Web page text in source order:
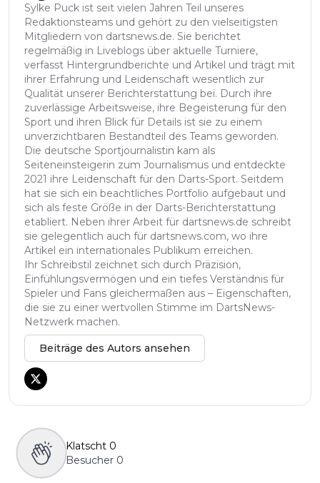
Sylke Puck ist seit vielen Jahren Teil unseres
Redaktionsteams und gehört zu den vielseitigsten
Mitgliedern von dartsnews.de. Sie berichtet
regelmäßig in Liveblogs über aktuelle Turniere,
verfasst Hintergrundberichte und Artikel und trägt mit
ihrer Erfahrung und Leidenschaft wesentlich zur
Qualität unserer Berichterstattung bei. Durch ihre
zuverlässige Arbeitsweise, ihre Begeisterung für den
Sport und ihren Blick für Details ist sie zu einem
unverzichtbaren Bestandteil des Teams geworden.
Die deutsche Sportjournalistin kam als
Seiteneinsteigerin zum Journalismus und entdeckte
2021 ihre Leidenschaft für den Darts-Sport. Seitdem
hat sie sich ein beachtliches Portfolio aufgebaut und
sich als feste Größe in der Darts-Berichterstattung
etabliert. Neben ihrer Arbeit für dartsnews.de schreibt
sie gelegentlich auch für dartsnews.com, wo ihre
Artikel ein internationales Publikum erreichen.
Ihr Schreibstil zeichnet sich durch Präzision,
Einfühlungsvermögen und ein tiefes Verständnis für
Spieler und Fans gleichermaßen aus – Eigenschaften,
die sie zu einer wertvollen Stimme im DartsNews-
Netzwerk machen.
Beiträge des Autors ansehen
Klatscht 0
Besucher 0